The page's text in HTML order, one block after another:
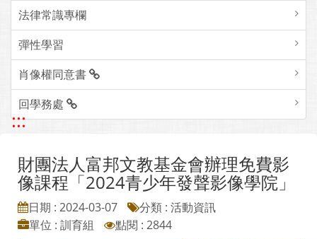
法律常識專欄
彈性學習
肖像權同意書
回學務處
:::
財團法人富邦文教基金會辦理免費影
像課程「2024青少年發聲影像學院」
日期 : 2024-03-07
分類 : 活動資訊
單位 : 訓育組
點閱 : 2844